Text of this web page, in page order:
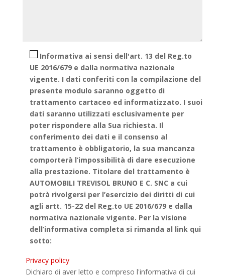
Informativa ai sensi dell'art. 13 del Reg.to
UE 2016/679 e dalla normativa nazionale
vigente. I dati conferiti con la compilazione del
presente modulo saranno oggetto di
trattamento cartaceo ed informatizzato. I suoi
dati saranno utilizzati esclusivamente per
poter rispondere alla Sua richiesta. Il
conferimento dei dati e il consenso al
trattamento è obbligatorio, la sua mancanza
comporterà l’impossibilità di dare esecuzione
alla prestazione. Titolare del trattamento è
AUTOMOBILI TREVISOL BRUNO E C. SNC a cui
potrà rivolgersi per l’esercizio dei diritti di cui
agli artt. 15-22 del Reg.to UE 2016/679 e dalla
normativa nazionale vigente. Per la visione
dell’informativa completa si rimanda al link qui
sotto:
Privacy policy
Dichiaro di aver letto e compreso l'informativa di cui